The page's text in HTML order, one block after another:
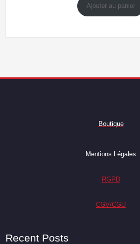
Ajouter au panier
Boutique
Mentions Légales
RGPD
CGV/CGU
Recent Posts